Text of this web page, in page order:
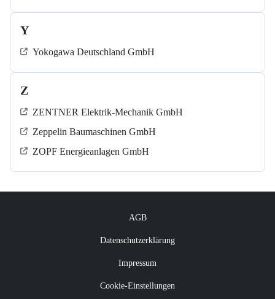
Y
Yokogawa Deutschland GmbH
Z
ZENTNER Elektrik-Mechanik GmbH
Zeppelin Baumaschinen GmbH
ZOPF Energieanlagen GmbH
AGB
Datenschutzerklärung
Impressum
Cookie-Einstellungen